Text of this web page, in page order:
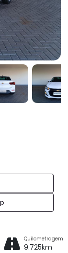
Quilometragem
9.725km